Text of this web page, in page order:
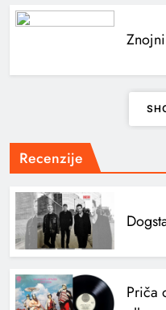
Recenzije
Priča